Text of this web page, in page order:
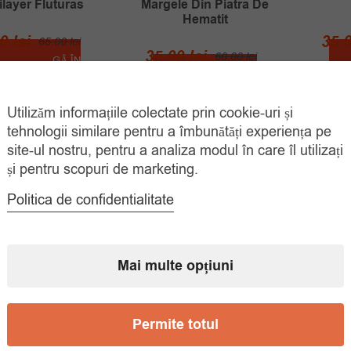
Fluturas
65.00lei
Prețul
inițial
fost:
65.00 lei.
leiPrețul
curent
35.00 lei.
ADAUGĂ ÎN
Margele Din Piatra De
Hematit
60.00lei
Prețul
fost:
60.00 lei.
35.00leiPrețul
35.00 lei.
Utilizăm informațiile colectate prin cookie-uri și
tehnologii similare pentru a îmbunătăți experiența pe
site-ul nostru, pentru a analiza modul în care îl utilizați
și pentru scopuri de marketing.
Politica de confidentialitate
Mai multe opțiuni
Permite totul